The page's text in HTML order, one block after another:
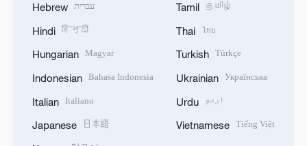
Hebrew עברית
Hindi हिन्दी
Hungarian Magyar
Indonesian Bahasa Indonesia
Italian Italiano
Japanese 日本語
Tamil தமிழ்
Thai ไทย
Turkish Türkçe
Ukrainian Українська
Urdu اردو
Vietnamese Tiếng Việt